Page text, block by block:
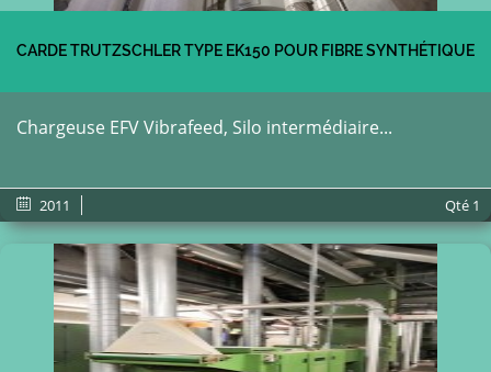
CARDE TRUTZSCHLER TYPE EK150 POUR FIBRE SYNTHÉTIQUE
Chargeuse EFV Vibrafeed, Silo intermédiaire...
2011 Qté 1